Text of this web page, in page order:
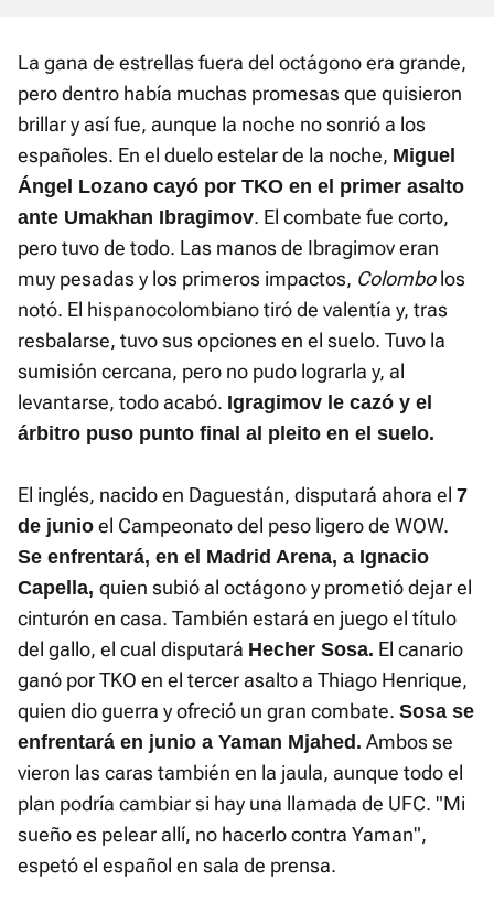
La gana de estrellas fuera del octágono era grande,
pero dentro había muchas promesas que quisieron
brillar y así fue, aunque la noche no sonrió a los
españoles. En el duelo estelar de la noche, Miguel
Ángel Lozano cayó por TKO en el primer asalto
ante Umakhan Ibragimov. El combate fue corto,
pero tuvo de todo. Las manos de Ibragimov eran
muy pesadas y los primeros impactos, Colombolos
notó. El hispanocolombiano tiró de valentía y, tras
resbalarse, tuvo sus opciones en el suelo. Tuvo la
sumisión cercana, pero no pudo lograrla y, al
levantarse, todo acabó. Igragimov le cazó y el
árbitro puso punto final al pleito en el suelo.
El inglés, nacido en Daguestán, disputará ahora el 7
de junio el Campeonato del peso ligero de WOW.
Se enfrentará, en el Madrid Arena, a Ignacio
Capella, quien subió al octágono y prometió dejar el
cinturón en casa. También estará en juego el título
del gallo, el cual disputará Hecher Sosa. El canario
ganó por TKO en el tercer asalto a Thiago Henrique,
quien dio guerra y ofreció un gran combate. Sosa se
enfrentará en junio a Yaman Mjahed. Ambos se
vieron las caras también en la jaula, aunque todo el
plan podría cambiar si hay una llamada de UFC. "Mi
sueño es pelear allí, no hacerlo contra Yaman",
espetó el español en sala de prensa.